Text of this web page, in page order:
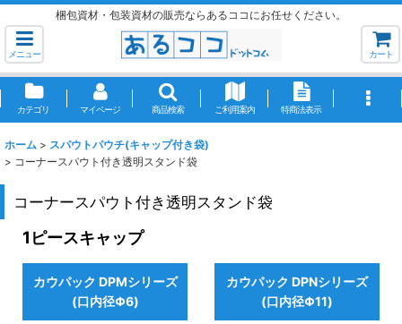
梱包資材・包装資材の販売ならあるココにお任せください。
メニュー カート
カテゴリ マイページ 商品検索 ご利用案内 特商法表示
ホーム > スパウトパウチ(キャップ付き袋)
> コーナースパウト付き透明スタンド袋
コーナースパウト付き透明スタンド袋
1ピースキャップ
カウパック DPMシリーズ
(口内径Φ6)
カウパック DPNシリーズ
(口内径Φ11)